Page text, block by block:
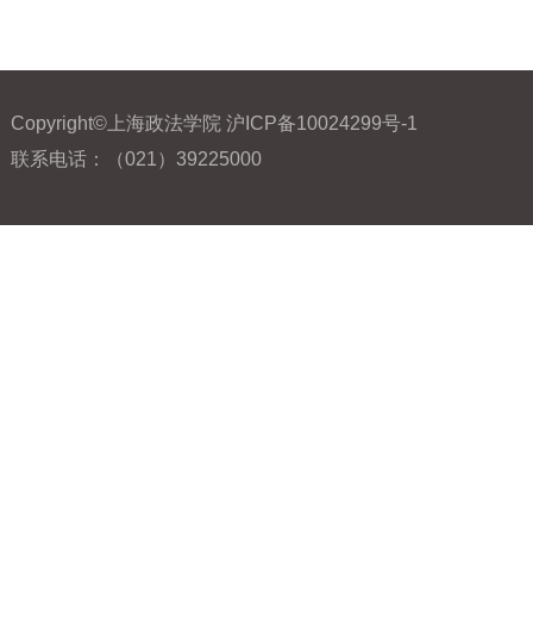
Copyright©上海政法学院 沪ICP备10024299号-1
联系电话：（021）39225000